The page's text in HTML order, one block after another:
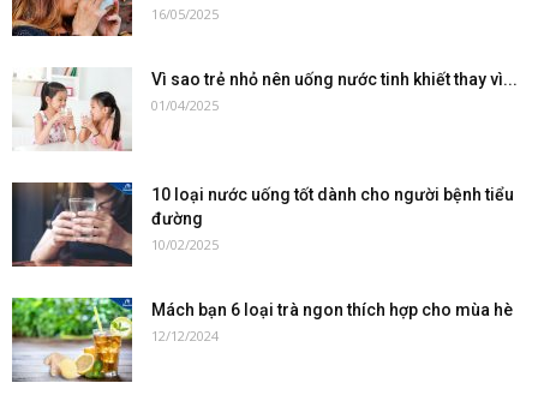
16/05/2025
Vì sao trẻ nhỏ nên uống nước tinh khiết thay vì...
01/04/2025
10 loại nước uống tốt dành cho người bệnh tiểu
đường
10/02/2025
Mách bạn 6 loại trà ngon thích hợp cho mùa hè
12/12/2024